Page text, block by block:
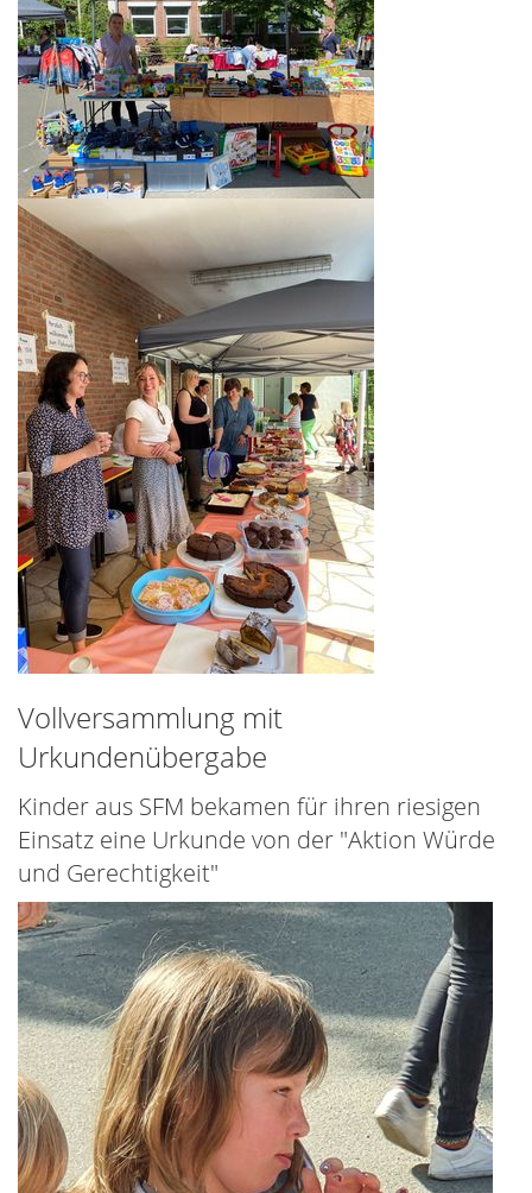
Vollversammlung mit
Urkundenübergabe
Kinder aus SFM bekamen für ihren riesigen
Einsatz eine Urkunde von der "Aktion Würde
und Gerechtigkeit"